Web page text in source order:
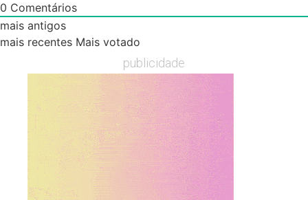
0 Comentários
mais antigos
mais recentes Mais votado
publicidade